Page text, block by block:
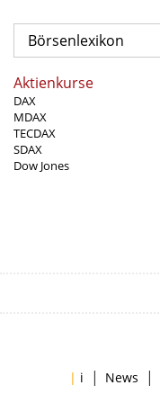
Börsenlexikon
Aktienkurse
DAX
MDAX
TECDAX
SDAX
Dow Jones
| i | News |